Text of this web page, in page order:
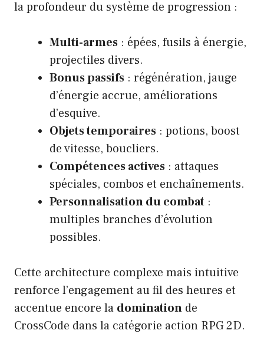
la profondeur du système de progression :
Multi-armes : épées, fusils à énergie,
projectiles divers.
Bonus passifs : régénération, jauge
d’énergie accrue, améliorations
d’esquive.
Objets temporaires : potions, boost
de vitesse, boucliers.
Compétences actives : attaques
spéciales, combos et enchaînements.
Personnalisation du combat :
multiples branches d’évolution
possibles.
Cette architecture complexe mais intuitive
renforce l’engagement au fil des heures et
accentue encore la domination de
CrossCode dans la catégorie action RPG 2D.